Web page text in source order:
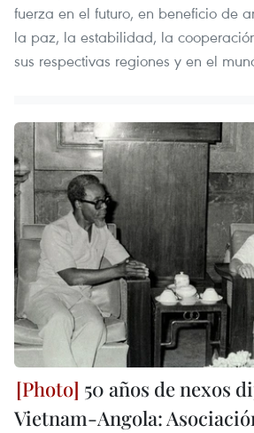
fuerza en el futuro, en beneficio de
la paz, la estabilidad, la
sus respectivas regiones y en el
50 años de nexos
Vietnam-Angola: